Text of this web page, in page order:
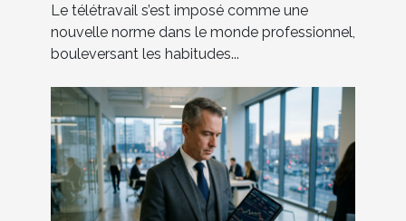
Le télétravail s’est imposé comme une
nouvelle norme dans le monde professionnel,
bouleversant les habitudes...